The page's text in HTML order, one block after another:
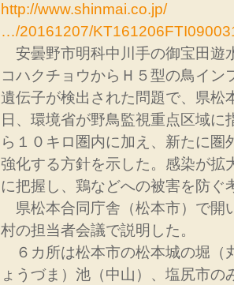
http://www.shinmai.co.jp/
…/20161207/
安曇野市明科中川手の御宝田遊
コハクチョウからＨ５型の鳥イン
遺伝子が検出された問題で、県松
日、環境省が野鳥監視重点区域に
ら１０キロ圏内に加え、新たに圏
強化する方針を示した。感染が拡
に把握し、鶏などへの被害を防ぐ
県松本合同庁舎（松本市）で開
村の担当者会議で説明した。
６カ所は松本市の松本城の堀（
ょうづま）池（中山）、塩尻市の